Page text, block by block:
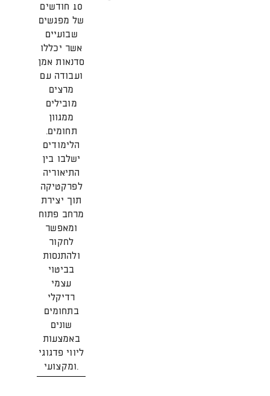
10 חודשים
של מפגשים
שבועיים
אשר יכללו
סדנאות אמן
ועבודה עם
מרצים
מובילים
ממגוון
תחומים.
הלימודים
ישלבו בין
התיאוריה
לפרקטיקה
תוך יצירת
מרחב פתוח
ומאפשר
לחקור
ולהתנסות
בביטוי
עצמי
רדיקלי
בתחומים
שונים
באמצעות
ליווי פדגוגי
ומקצועי.